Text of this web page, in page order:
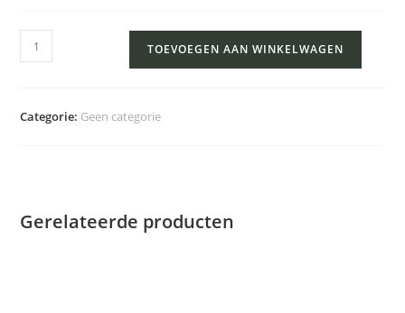
TOEVOEGEN AAN WINKELWAGEN
Categorie: Geen categorie
Gerelateerde producten